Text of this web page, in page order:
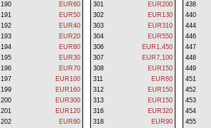
190
EUR60
191
EUR50
192
EUR40
193
EUR20
194
EUR80
195
EUR30
196
EUR70
197
EUR100
199
EUR160
200
EUR300
201
EUR120
202
EUR80
301
EUR200
302
EUR130
303
EUR310
304
EUR550
306
EUR1,450
307
EUR7,100
308
EUR150
311
EUR60
312
EUR150
313
EUR150
316
EUR320
318
EUR90
438
440
444
446
447
448
449
451
452
453
454
455